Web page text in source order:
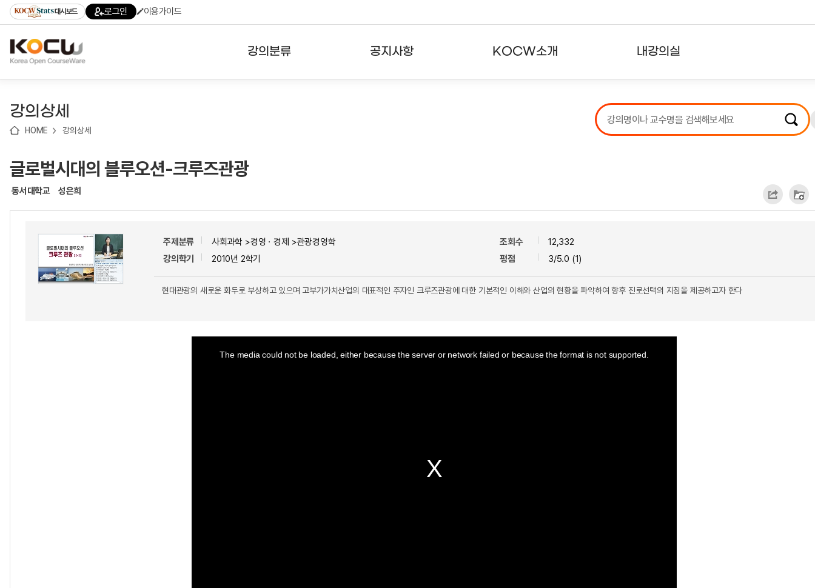
기
기
기
content)
가
대시보드 로그인 이용가이드
강의분류 공지사항 KOCW소개 내강의실
강의리스트
수강확인증강의
강의상세
HOME 강의상세
글로벌시대의 블루오션-크루즈관광
동서대학교 성은희
주제분류
사회과학 >경영ㆍ경제 >관광경영학
강의학기
2010년 2학기
조회수
12,332
평점
3/5.0 (1)
현대관광의 새로운 화두로 부상하고 있으며 고부가가치산업의 대표적인 주자인 크루즈관광에 대한 기본적인 이해와 산업의 현황을 파악하여 향후 진로선택의 지침을 제공하고자 한다
The media could not be loaded, either because the server or network failed or because the format is not supported.